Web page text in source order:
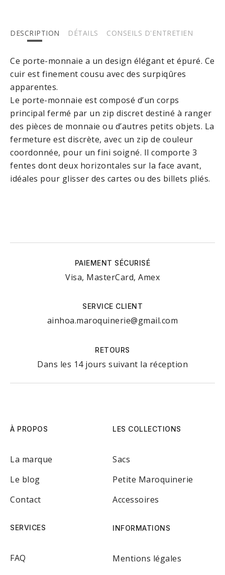
DESCRIPTION DÉTAILS CONSEILS D'ENTRETIEN
Ce porte-monnaie a un design élégant et épuré. Ce
cuir est finement cousu avec des surpiqûres
apparentes.
Le porte-monnaie est composé d’un corps
principal fermé par un zip discret destiné à ranger
des pièces de monnaie ou d’autres petits objets. La
fermeture est discrète, avec un zip de couleur
coordonnée, pour un fini soigné. Il comporte 3
fentes dont deux horizontales sur la face avant,
idéales pour glisser des cartes ou des billets pliés.
PAIEMENT SÉCURISÉ
Visa, MasterCard, Amex
SERVICE CLIENT
ainhoa.maroquinerie@gmail.com
RETOURS
Dans les 14 jours suivant la réception
À PROPOS
La marque
Le blog
Contact
LES COLLECTIONS
Sacs
Petite Maroquinerie
Accessoires
SERVICES
FAQ
INFORMATIONS
Mentions légales